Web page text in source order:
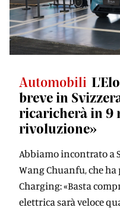
Automobili
breve in
ricaricherà in 9
rivoluzione»
Abbiamo incontrato a
Wang Chuanfu, che
Charging: «Basta
elettrica sarà veloce